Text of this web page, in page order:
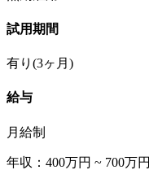
試用期間
有り(3ヶ月)
給与
月給制
年収：400万円 ~ 700万円